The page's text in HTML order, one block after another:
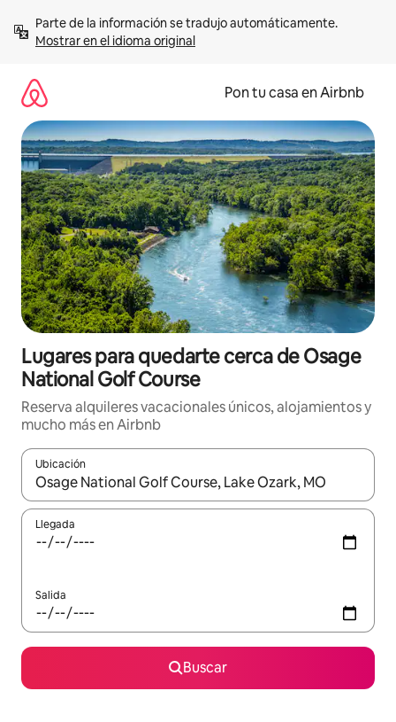
contenidoMostrar en el idioma original
Pon tu casa en Airbnb
Lugares para quedarte cerca de Osage
National Golf Course
Reserva alquileres vacacionales únicos, alojamientos y
mucho más en Airbnb
Ubicación
Cuando los resultados estén disponibles, navega con las
Llegada
Salida
Buscar